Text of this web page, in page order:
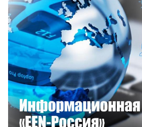
Смотреть проект